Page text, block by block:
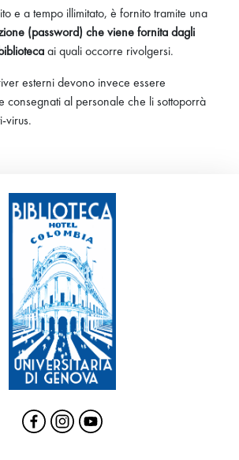
e a tempo illimitato, è fornito tramite una
(password) che viene fornita dagli
ai quali occorre rivolgersi.
esterni devono invece essere
consegnati al personale che li sottoporrà
virus.